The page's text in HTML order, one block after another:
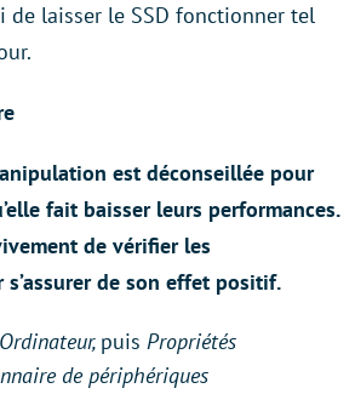
de laisser le SSD fonctionner tel
est déconseillée pour
fait baisser leurs performances.
de vérifier les
de son effet positif.
Ordinateur, puis Propriétés
de périphériques